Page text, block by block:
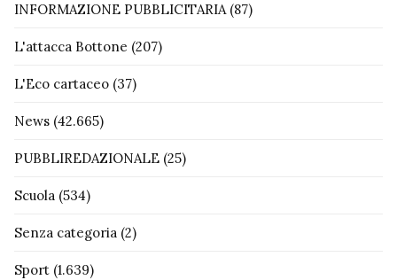
INFORMAZIONE PUBBLICITARIA(87)
L'attacca Bottone (207)
L'Eco cartaceo (37)
News (42.665)
PUBBLIREDAZIONALE (25)
Scuola (534)
Senza categoria (2)
Sport (1.639)